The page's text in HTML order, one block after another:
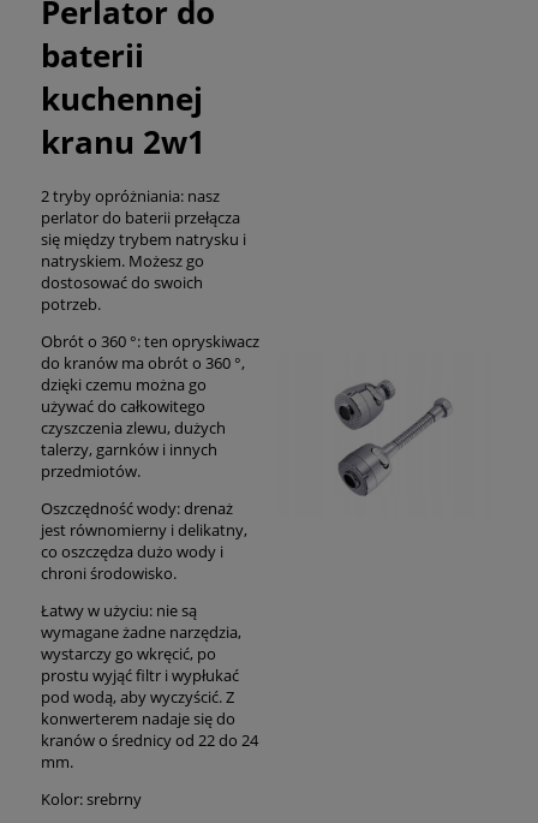
Perlator do
baterii
kuchennej
kranu 2w1
2 tryby opróżniania: nasz
perlator do baterii przełącza
się między trybem natrysku i
natryskiem. Możesz go
dostosować do swoich
potrzeb.
Obrót o 360 °: ten opryskiwacz
do kranów ma obrót o 360 °,
dzięki czemu można go
używać do całkowitego
czyszczenia zlewu, dużych
talerzy, garnków i innych
przedmiotów.
Oszczędność wody: drenaż
jest równomierny i delikatny,
co oszczędza dużo wody i
chroni środowisko.
Łatwy w użyciu: nie są
wymagane żadne narzędzia,
wystarczy go wkręcić, po
prostu wyjąć filtr i wypłukać
pod wodą, aby wyczyścić. Z
konwerterem nadaje się do
kranów o średnicy od 22 do 24
mm.
Kolor: srebrny